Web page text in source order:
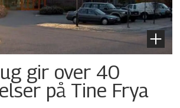
gir over 40
på Tine Frya